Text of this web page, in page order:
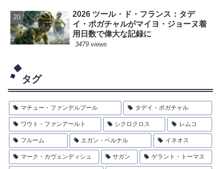
2026 ツール・ド・フランス：タデ
イ・ポガチャルがマイヨ・ジョーヌ着
用日数で偉大な記録に
3479 views
タグ
マチュー・ファンデルプール タデイ・ポガチャル
ワウト・ファンアールト シクロクロス レムコ
フルーム エガン・ベルナル イネオス
マーク・カヴェンディシュ サガン ゲラント・トーマス